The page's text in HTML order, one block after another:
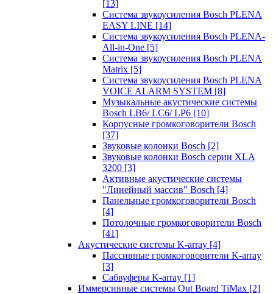
[13]
Система звукоусиления Bosch PLENA
EASY LINE [14]
Система звукоусиления Bosch PLENA-
All-in-One [5]
Система звукоусиления Bosch PLENA
Matrix [5]
Система звукоусиления Bosch PLENA
VOICE ALARM SYSTEM [8]
Музыкальные акустические системы
Bosch LB6/ LC6/ LP6 [10]
Корпусные громкоговорители Bosch
[37]
Звуковые колонки Bosch [2]
Звуковые колонки Bosch серии XLA
3200 [3]
Активные акустические системы
"Линейный массив" Bosch [4]
Панельные громкоговорители Bosch
[4]
Потолочные громкоговорители Bosch
[41]
Акустические системы K-array [4]
Пассивные громкоговорители K-array
[3]
Сабвуферы K-array [1]
Иммерсивные системы Out Board TiMax [2]